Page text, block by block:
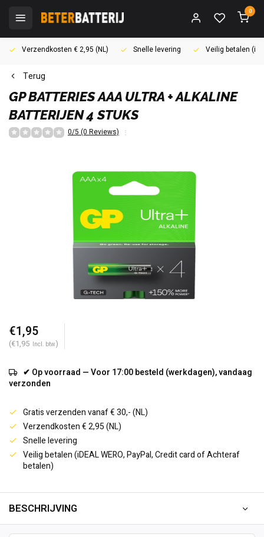
0
Verzendkosten € 2,95 (NL) Snelle levering Veilig betalen
Terug
GP BATTERIESAAA ULTRA + ALKALINE
BATTERIJEN 4 STUKS
0/5 (0 Reviews)
€1,95
(€1,95 Incl. btw)
✔ Op voorraad — Voor 17:00 besteld (werkdagen), vandaag
verzonden
Gratis verzenden vanaf € 30,- (NL)
Verzendkosten € 2,95 (NL)
Snelle levering
Veilig betalen (iDEAL WERO, PayPal, Credit card of Achteraf
betalen)
BESCHRIJVING